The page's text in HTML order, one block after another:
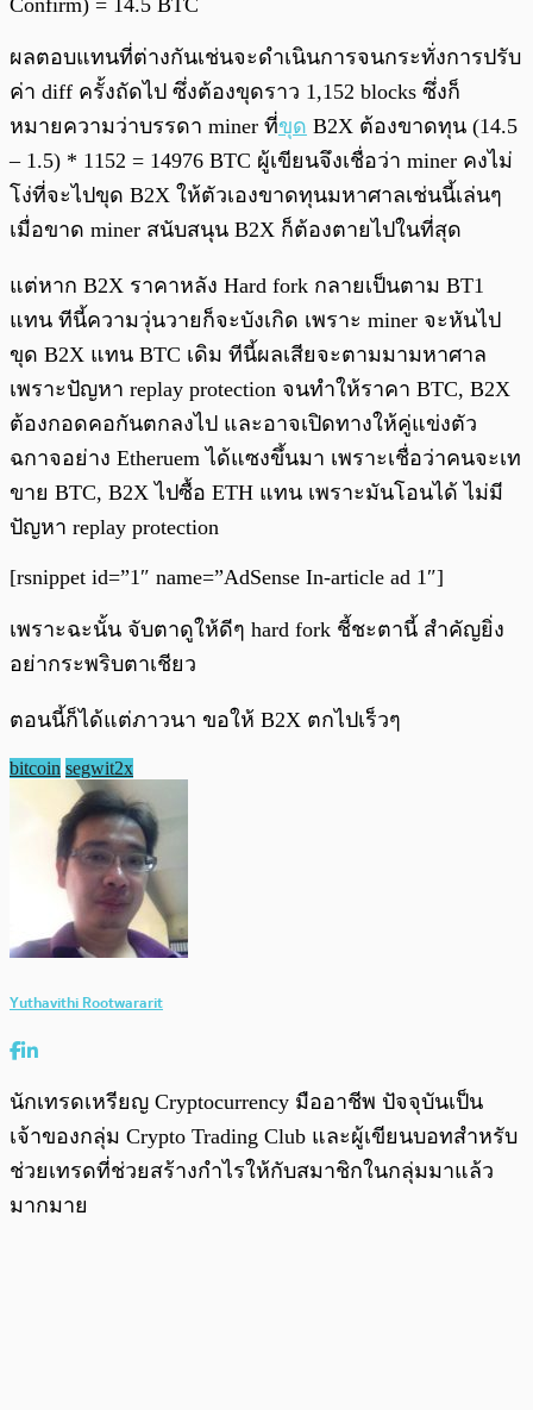
Confirm) = 14.5 BTC
ผลตอบแทนที่ต่างกันเช่นจะดำเนินการจนกระทั่งการปรับ
ค่า diff ครั้งถัดไป ซึ่งต้องขุดราว 1,152 blocks ซึ่งก็
หมายความว่าบรรดา miner ที่ขุด B2X ต้องขาดทุน (14.5
– 1.5) * 1152 = 14976 BTC ผู้เขียนจึงเชื่อว่า miner คงไม่
โง่ที่จะไปขุด B2X ให้ตัวเองขาดทุนมหาศาลเช่นนี้เล่นๆ
เมื่อขาด miner สนับสนุน B2X ก็ต้องตายไปในที่สุด
แต่หาก B2X ราคาหลัง Hard fork กลายเป็นตาม BT1
แทน ทีนี้ความวุ่นวายก็จะบังเกิด เพราะ miner จะหันไป
ขุด B2X แทน BTC เดิม ทีนี้ผลเสียจะตามมามหาศาล
เพราะปัญหา replay protection จนทำให้ราคา BTC, B2X
ต้องกอดคอกันตกลงไป และอาจเปิดทางให้คู่แข่งตัว
ฉกาจอย่าง Etheruem ได้แซงขึ้นมา เพราะเชื่อว่าคนจะเท
ขาย BTC, B2X ไปซื้อ ETH แทน เพราะมันโอนได้ ไม่มี
ปัญหา replay protection
[rsnippet id=”1″ name=”AdSense In-article ad 1″]
เพราะฉะนั้น จับตาดูให้ดีๆ hard fork ชี้ชะตานี้ สำคัญยิ่ง
อย่ากระพริบตาเชียว
ตอนนี้ก็ได้แต่ภาวนา ขอให้ B2X ตกไปเร็วๆ
bitcoin segwit2x
Yuthavithi Rootwararit
นักเทรดเหรียญ Cryptocurrency มืออาชีพ ปัจจุบันเป็น
เจ้าของกลุ่ม Crypto Trading Club และผู้เขียนบอทสำหรับ
ช่วยเทรดที่ช่วยสร้างกำไรให้กับสมาชิกในกลุ่มมาแล้ว
มากมาย